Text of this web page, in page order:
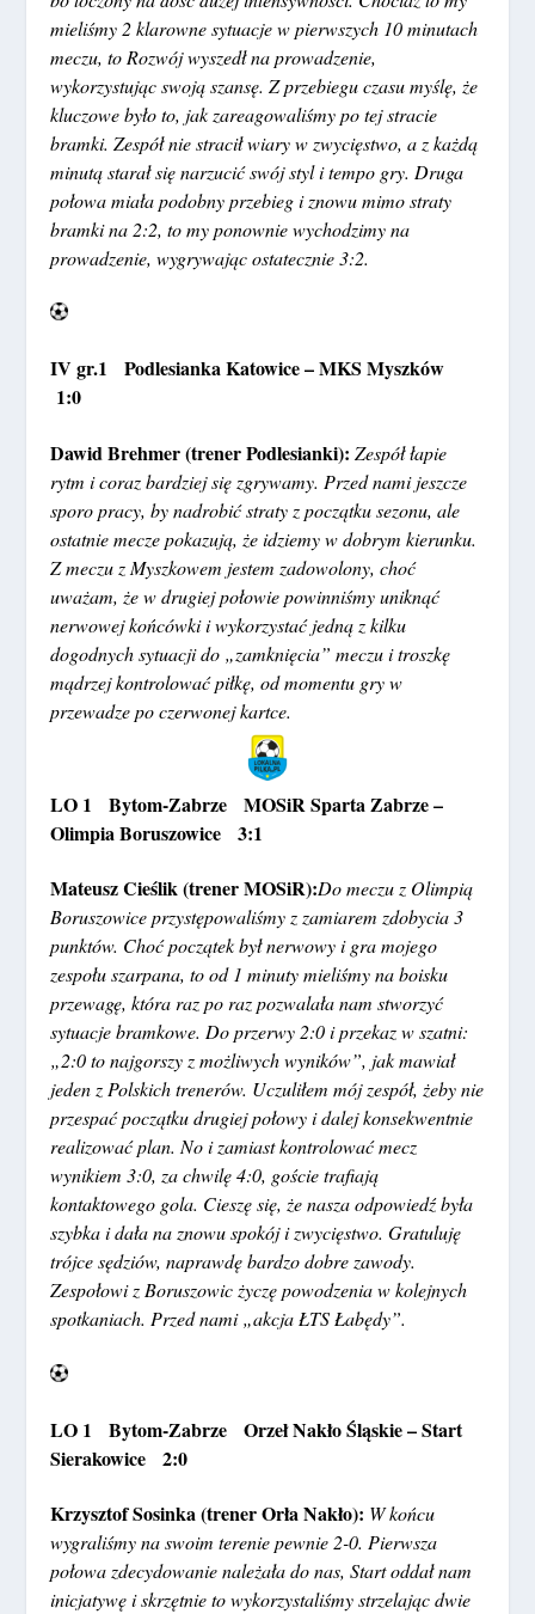
mieliśmy 2 klarowne sytuacje w pierwszych 10 minutach
meczu, to Rozwój wyszedł na prowadzenie,
wykorzystując swoją szansę. Z przebiegu czasu myślę, że
kluczowe było to, jak zareagowaliśmy po tej stracie
bramki. Zespół nie stracił wiary w zwycięstwo, a z każdą
minutą starał się narzucić swój styl i tempo gry. Druga
połowa miała podobny przebieg i znowu mimo straty
bramki na 2:2, to my ponownie wychodzimy na
prowadzenie, wygrywając ostatecznie 3:2.
IV gr.1 Podlesianka Katowice – MKS Myszków
1:0
Dawid Brehmer (trener Podlesianki):Zespół łapie
rytm i coraz bardziej się zgrywamy. Przed nami jeszcze
sporo pracy, by nadrobić straty z początku sezonu, ale
ostatnie mecze pokazują, że idziemy w dobrym kierunku.
Z meczu z Myszkowem jestem zadowolony, choć
uważam, że w drugiej połowie powinniśmy uniknąć
nerwowej końcówki i wykorzystać jedną z kilku
dogodnych sytuacji do „zamknięcia” meczu i troszkę
mądrzej kontrolować piłkę, od momentu gry w
przewadze po czerwonej kartce.
LO 1 Bytom-Zabrze MOSiR Sparta Zabrze –
Olimpia Boruszowice 3:1
Mateusz Cieślik (trener MOSiR):Do meczu z Olimpią
Boruszowice przystępowaliśmy z zamiarem zdobycia 3
punktów. Choć początek był nerwowy i gra mojego
zespołu szarpana, to od 1 minuty mieliśmy na boisku
przewagę, która raz po raz pozwalała nam stworzyć
sytuacje bramkowe. Do przerwy 2:0 i przekaz w szatni:
„2:0 to najgorszy z możliwych wyników”, jak mawiał
jeden z Polskich trenerów. Uczuliłem mój zespół, żeby nie
przespać początku drugiej połowy i dalej konsekwentnie
realizować plan. No i zamiast kontrolować mecz
wynikiem 3:0, za chwilę 4:0, goście trafiają
kontaktowego gola. Cieszę się, że nasza odpowiedź była
szybka i dała na znowu spokój i zwycięstwo. Gratuluję
trójce sędziów, naprawdę bardzo dobre zawody.
Zespołowi z Boruszowic życzę powodzenia w kolejnych
spotkaniach. Przed nami „akcja ŁTS Łabędy”.
LO 1 Bytom-Zabrze Orzeł Nakło Śląskie – Start
Sierakowice 2:0
Krzysztof Sosinka (trener Orła Nakło): W końcu
wygraliśmy na swoim terenie pewnie 2-0. Pierwsza
połowa zdecydowanie należała do nas, Start oddał nam
inicjatywę i skrzętnie to wykorzystaliśmy strzelając dwie